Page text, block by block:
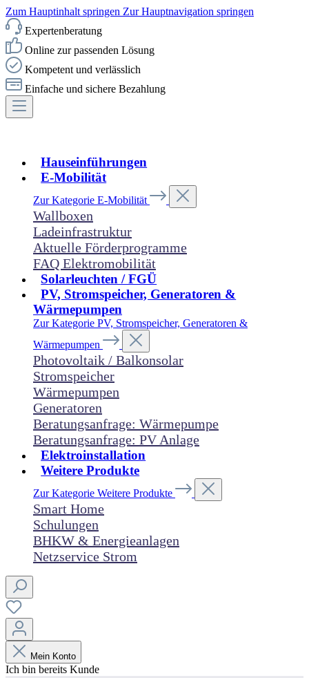
Zum Hauptinhalt springen Zur Hauptnavigation springen
Expertenberatung
Online zur passenden Lösung
Kompetent und verlässlich
Einfache und sichere Bezahlung
Hauseinführungen
E-Mobilität
Zur Kategorie E-Mobilität
Wallboxen
Ladeinfrastruktur
Aktuelle Förderprogramme
FAQ Elektromobilität
Solarleuchten / FGÜ
PV, Stromspeicher, Generatoren &
Wärmepumpen
Zur Kategorie PV, Stromspeicher, Generatoren &
Wärmepumpen
Photovoltaik / Balkonsolar
Stromspeicher
Wärmepumpen
Generatoren
Beratungsanfrage: Wärmepumpe
Beratungsanfrage: PV Anlage
Elektroinstallation
Weitere Produkte
Zur Kategorie Weitere Produkte
Smart Home
Schulungen
BHKW & Energieanlagen
Netzservice Strom
Mein Konto
Ich bin bereits Kunde